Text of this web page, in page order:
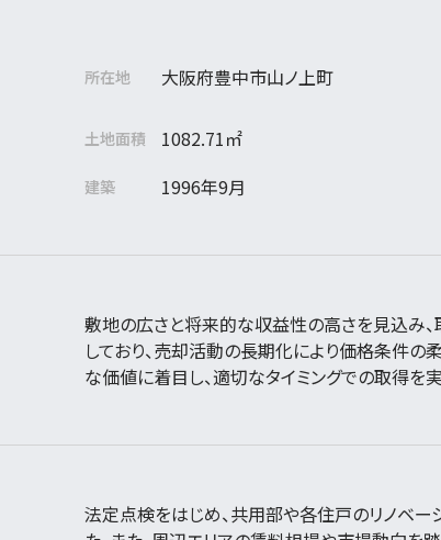
所在地 大阪府豊中市山ノ上町
土地面積 1082.71㎡
建築 1996年9月
敷地の広さと将来的な収益性の高さを見込み
しており、売却活動の長期化により価格条件の
な価値に着目し、適切なタイミングでの取得を
法定点検をはじめ、共用部や各住戸のリノベー